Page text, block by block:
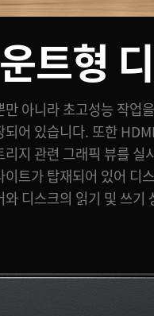
트형
와 디스크의 읽기 및 쓰